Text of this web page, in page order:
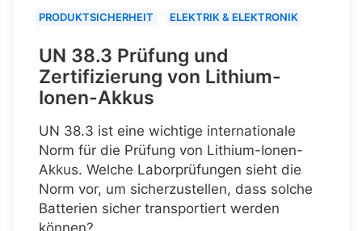
PRODUKTSICHERHEIT ELEKTRIK & ELEKTRONIK
UN 38.3 Prüfung und
Zertifizierung von Lithium-
Ionen-Akkus
UN 38.3 ist eine wichtige internationale
Norm für die Prüfung von Lithium-Ionen-
Akkus. Welche Laborprüfungen sieht die
Norm vor, um sicherzustellen, dass solche
Batterien sicher transportiert werden
können?